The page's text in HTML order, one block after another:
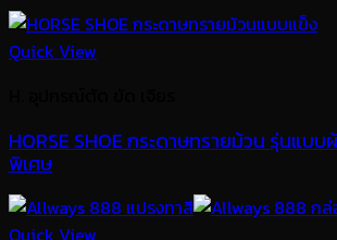
Quick View
HORSE SHOE กระดาษทรายม้วน รุ่นแบ
พิเศษ
Quick View